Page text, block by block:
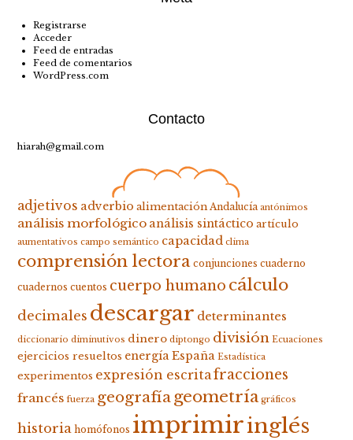
Registrarse
Acceder
Feed de entradas
Feed de comentarios
WordPress.com
Contacto
hiarah@gmail.com
adjetivos adverbio alimentación Andalucía antónimos
análisis morfológico análisis sintáctico artículo
aumentativos campo semántico capacidad clima
comprensión lectora conjunciones cuaderno
cuadernos cuentos cuerpo humano cálculo
decimales descargar determinantes
diccionario diminutivos dinero diptongo división Ecuaciones
ejercicios resueltos energíaEspaña Estadística
experimentos expresión escrita fracciones
francés fuerza geografíageometría gráficos
historia homófonos imprimiringlés